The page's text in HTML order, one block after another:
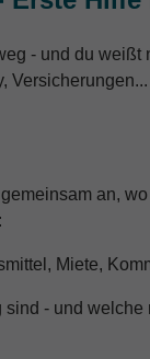
- und du weißt
an,
Miete,
- und welche